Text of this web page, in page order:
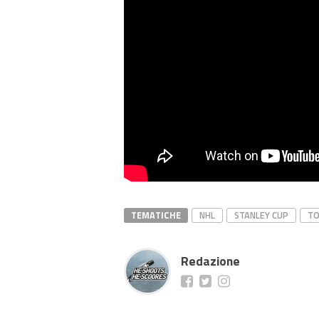
TEMATICHE NHL STANLEY CUP
Redazione